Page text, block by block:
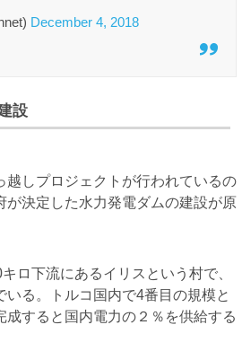
December 4, 2018
設
越しプロジェクトが行われているの
が決定した水力発電ダムの建設が原
ロ下流にあるイリスという村で、
いる。トルコ国内で4番目の規模と
成すると国内電力の２％を供給する